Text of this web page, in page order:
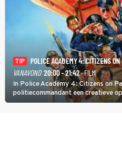
TIP
POLICE ACADEMY 4: CITIZENS ON
VANAVOND 20:00 - 21:42· FILM
In Police Academy 4: Citizens on
politiecommandant een creatieve
agenten.